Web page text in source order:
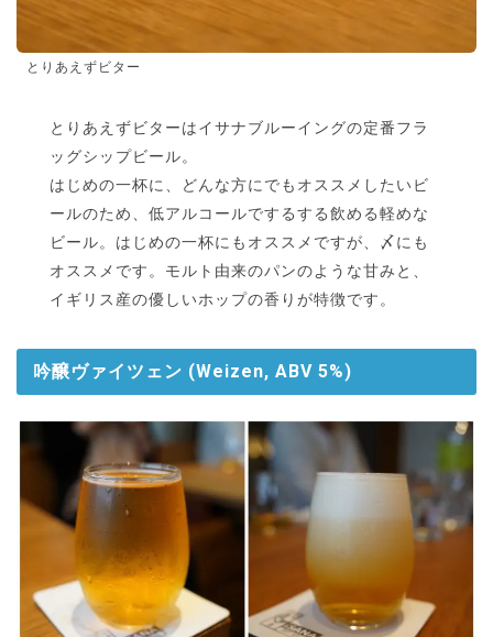
とりあえずビター
とりあえずビターはイサナブルーイングの定番フラ
ッグシップビール。
はじめの一杯に、どんな方にでもオススメしたいビ
ールのため、低アルコールでするする飲める軽めな
ビール。はじめの一杯にもオススメですが、〆にも
オススメです。モルト由来のパンのような甘みと、
イギリス産の優しいホップの香りが特徴です。
吟醸ヴァイツェン (Weizen, ABV 5%)